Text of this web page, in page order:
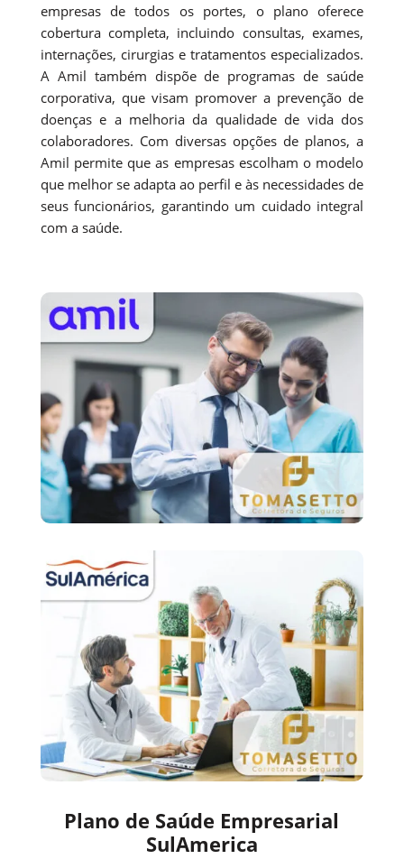
empresas de todos os portes, o plano oferece
cobertura completa, incluindo consultas, exames,
internações, cirurgias e tratamentos especializados.
A Amil também dispõe de programas de saúde
corporativa, que visam promover a prevenção de
doenças e a melhoria da qualidade de vida dos
colaboradores. Com diversas opções de planos, a
Amil permite que as empresas escolham o modelo
que melhor se adapta ao perfil e às necessidades de
seus funcionários, garantindo um cuidado integral
com a saúde.
Plano de Saúde Empresarial
SulAmerica